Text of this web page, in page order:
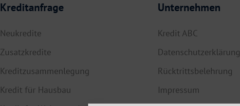
Kreditanfrage
Neukredite
Zusatzkredite
Kreditzusammenlegung
Kredit für Hausbau
Unternehmen
Kredit ABC
Datenschutzerklärung
Rücktrittsbelehrung
Impressum